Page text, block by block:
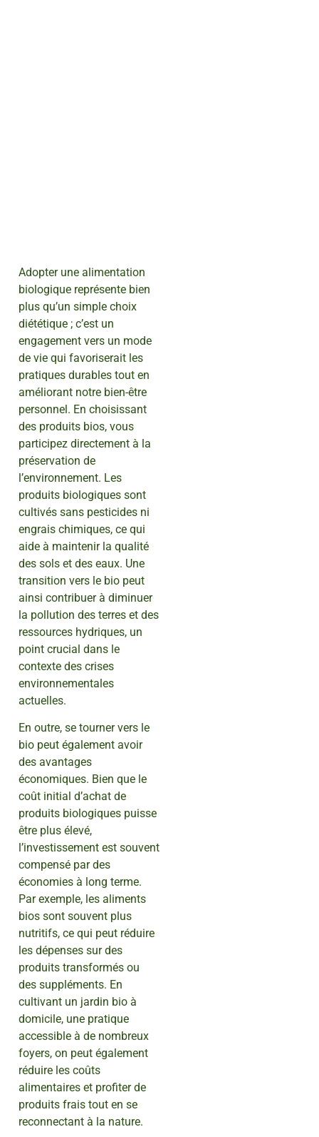
Adopter une alimentation
biologique représente bien
plus qu’un simple choix
diététique ; c’est un
engagement vers un mode
de vie qui favoriserait les
pratiques durables tout en
améliorant notre bien-être
personnel. En choisissant
des produits bios, vous
participez directement à la
préservation de
l’environnement. Les
produits biologiques sont
cultivés sans pesticides ni
engrais chimiques, ce qui
aide à maintenir la qualité
des sols et des eaux. Une
transition vers le bio peut
ainsi contribuer à diminuer
la pollution des terres et des
ressources hydriques, un
point crucial dans le
contexte des crises
environnementales
actuelles.
En outre, se tourner vers le
bio peut également avoir
des avantages
économiques. Bien que le
coût initial d’achat de
produits biologiques puisse
être plus élevé,
l’investissement est souvent
compensé par des
économies à long terme.
Par exemple, les aliments
bios sont souvent plus
nutritifs, ce qui peut réduire
les dépenses sur des
produits transformés ou
des suppléments. En
cultivant un jardin bio à
domicile, une pratique
accessible à de nombreux
foyers, on peut également
réduire les coûts
alimentaires et profiter de
produits frais tout en se
reconnectant à la nature.